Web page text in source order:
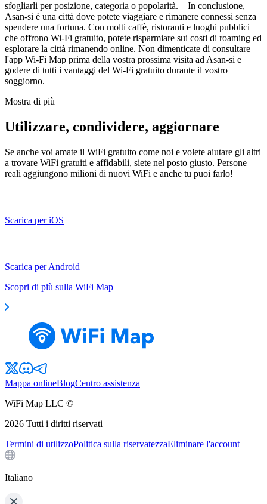
sfogliarli per posizione, categoria o popolarità. In conclusione,
Asan-si è una città dove potete viaggiare e rimanere connessi senza
spendere una fortuna. Con molti caffè, ristoranti e luoghi pubblici
che offrono Wi-Fi gratuito, potete risparmiare sui costi di roaming ed
esplorare la città rimanendo online. Non dimenticate di consultare
l'app Wi-Fi Map prima della vostra prossima visita ad Asan-si e
godere di tutti i vantaggi del Wi-Fi gratuito durante il vostro
soggiorno.
Mostra di più
Utilizzare, condividere, aggiornare
Se anche voi amate il WiFi gratuito come noi e volete aiutare gli altri
a trovare WiFi gratuiti e affidabili, siete nel posto giusto. Persone
reali aggiungono milioni di nuovi WiFi e anche tu puoi farlo!
Scarica per iOS
Scarica per Android
Scopri di più sulla WiFi Map
Mappa onlineBlogCentro assistenza
WiFi Map LLC ©
2026 Tutti i diritti riservati
Termini di utilizzoPolitica sulla riservatezzaEliminare l'account
Italiano